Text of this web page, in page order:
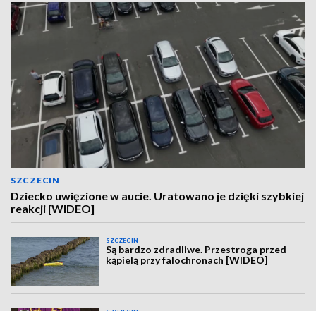
SZCZECIN
Dziecko uwięzione w aucie. Uratowano je dzięki szybkiej
reakcji [WIDEO]
SZCZECIN
Są bardzo zdradliwe. Przestroga przed
kąpielą przy falochronach [WIDEO]